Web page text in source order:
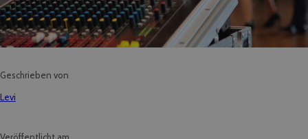
Geschrieben von
Levi